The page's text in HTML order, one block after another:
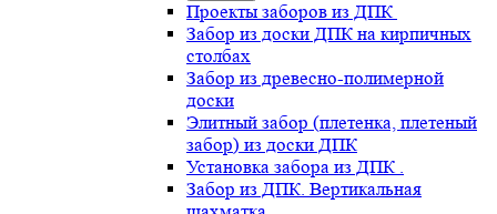
Проекты заборов из ДПК
Забор из доски ДПК на кирпичных
столбах
Забор из древесно-полимерной
доски
Элитный забор (плетенка, плетеный
забор) из доски ДПК
Установка забора из ДПК .
Забор из ДПК. Вертикальная